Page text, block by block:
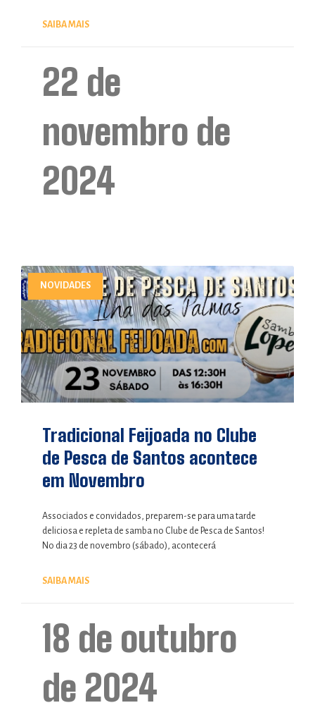
SAIBA MAIS
22 de
novembro de
2024
NOVIDADES
Tradicional Feijoada no Clube
de Pesca de Santos acontece
em Novembro
Associados e convidados, preparem-se para uma tarde
deliciosa e repleta de samba no Clube de Pesca de Santos!
No dia 23 de novembro (sábado), acontecerá
SAIBA MAIS
18 de outubro
de 2024